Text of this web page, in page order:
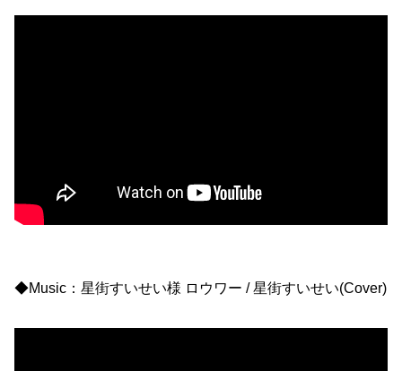
◆Music：星街すいせい様 ロウワー / 星街すいせい(Cover)